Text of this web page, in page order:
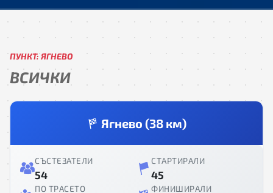
ПУНКТ: ЯГНЕВО
ВСИЧКИ
Ягнево (38 км)
СЪСТЕЗАТЕЛИ
54
СТАРТИРАЛИ
45
ПО ТРАСЕТО ФИНИШИРАЛИ